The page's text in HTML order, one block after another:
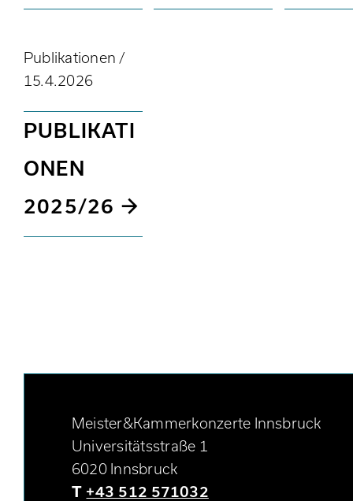
Publikationen /
15.4.2026
PUBLIKATI
ONEN
2025/26
Meister&Kammerkonzerte Innsbruck
Universitätsstraße 1
6020 Innsbruck
T +43 512 571032